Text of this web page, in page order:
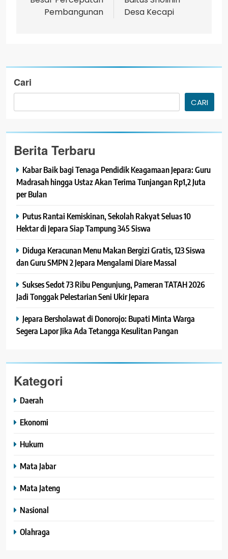
Pembangunan
Desa Kecapi
Cari
CARI
Berita Terbaru
Kabar Baik bagi Tenaga Pendidik Keagamaan Jepara: Guru
Madrasah hingga Ustaz Akan Terima Tunjangan Rp1,2 Juta
per Bulan
Putus Rantai Kemiskinan, Sekolah Rakyat Seluas 10
Hektar di Jepara Siap Tampung 345 Siswa
Diduga Keracunan Menu Makan Bergizi Gratis, 123 Siswa
dan Guru SMPN 2 Jepara Mengalami Diare Massal
Sukses Sedot 73 Ribu Pengunjung, Pameran TATAH 2026
Jadi Tonggak Pelestarian Seni Ukir Jepara
Jepara Bersholawat di Donorojo: Bupati Minta Warga
Segera Lapor Jika Ada Tetangga Kesulitan Pangan
Kategori
Daerah
Ekonomi
Hukum
Mata Jabar
Mata Jateng
Nasional
Olahraga